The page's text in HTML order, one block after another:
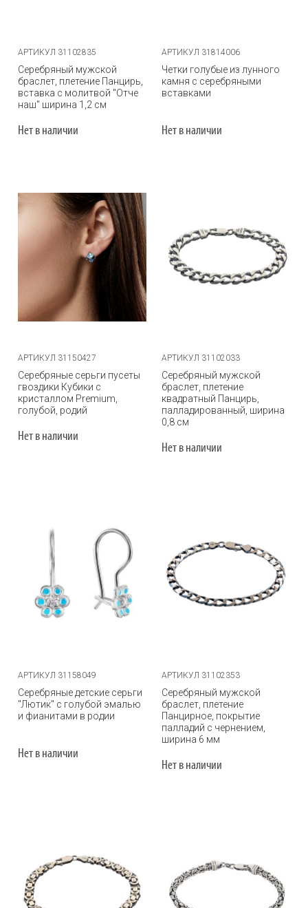
АРТИКУЛ 31102835
Серебряный мужской
браслет, плетение Панцирь,
вставка с молитвой "Отче
наш" ширина 1,2 см
Нет в наличии
АРТИКУЛ 31814006
Четки голубые из лунного
камня с серебряными
вставками
Нет в наличии
АРТИКУЛ 31150427
Серебряные серьги пусеты
гвоздики Кубики с
кристаллом Premium,
голубой, родий
Нет в наличии
АРТИКУЛ 31102033
Серебряный мужской
браслет, плетение
квадратный Панцирь,
палладированный, ширина
0,8 см
Нет в наличии
АРТИКУЛ 31158049
Серебряные детские серьги
"Лютик" с голубой эмалью
и фианитами в родии
Нет в наличии
АРТИКУЛ 31102353
Серебряный мужской
браслет, плетение
Панцирное, покрытие
палладий с чернением,
ширина 6 мм
Нет в наличии